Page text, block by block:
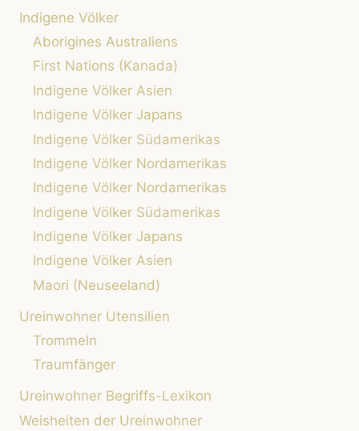
APACHEN-
Indigene Völker
Aborigines Australiens
First Nations (Kanada)
Indigene Völker Asien
Indigene Völker Japans
Indigene Völker Südamerikas
Indigene Völker Nordamerikas
Indigene Völker Nordamerikas
Indigene Völker Südamerikas
Indigene Völker Japans
Indigene Völker Asien
Maori (Neuseeland)
Ureinwohner Utensilien
Trommeln
Traumfänger
Ureinwohner Begriffs-Lexikon
Weisheiten der Ureinwohner